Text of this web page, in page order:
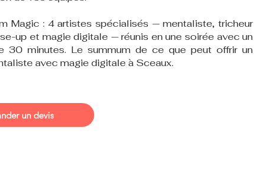
Magic : 4 artistes spécialisés — mentaliste, tricheur
up et magie digitale — réunis en une soirée avec un
30 minutes. Le summum de ce que peut offrir un
avec magie digitale à Sceaux.
un devis